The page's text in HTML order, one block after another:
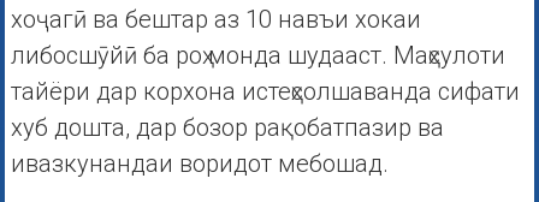
хоҷагӣ ва бештар аз 10 навъи хокаи
либосшӯйӣ ба роҳ монда шудааст. Маҳсулоти
тайёри дар корхона истеҳсолшаванда сифати
хуб дошта, дар бозор рақобатпазир ва
ивазкунандаи воридот мебошад.